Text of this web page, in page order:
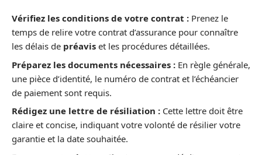
Vérifiez les conditions de votre contrat : Prenez le
temps de relire votre contrat d’assurance pour connaître
les délais de préavis et les procédures détaillées.
Préparez les documents nécessaires : En règle générale,
une pièce d’identité, le numéro de contrat et l’échéancier
de paiement sont requis.
Rédigez une lettre de résiliation : Cette lettre doit être
claire et concise, indiquant votre volonté de résilier votre
garantie et la date souhaitée.